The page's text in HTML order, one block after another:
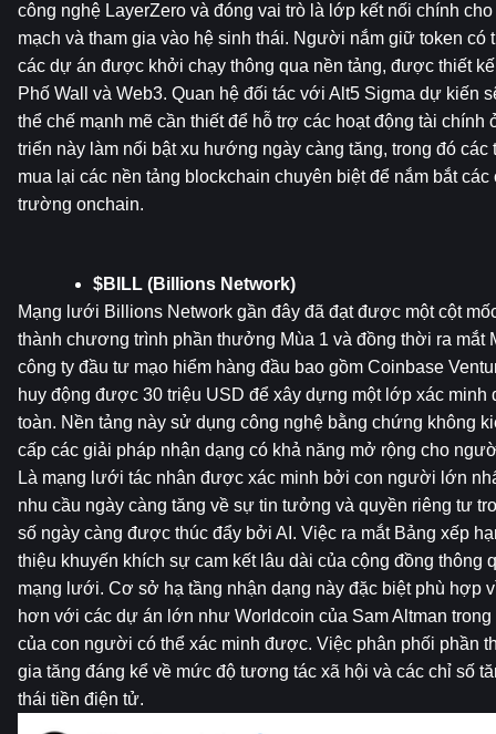
công nghệ LayerZero và đóng vai trò là lớp kết nối chính
mạch và tham gia vào hệ sinh thái. Người nắm giữ token có
các dự án được khởi chạy thông qua nền tảng, được thiết
Phố Wall và Web3. Quan hệ đối tác với Alt5 Sigma dự kiến
thể chế mạnh mẽ cần thiết để hỗ trợ các hoạt động tài chính
triển này làm nổi bật xu hướng ngày càng tăng, trong đó
mua lại các nền tảng blockchain chuyên biệt để nắm bắt
trường onchain.
$BILL (Billions Network)
Mạng lưới Billions Network gần đây đã đạt được một cột
thành chương trình phần thưởng Mùa 1 và đồng thời ra
công ty đầu tư mạo hiểm hàng đầu bao gồm Coinbase
huy động được 30 triệu USD để xây dựng một lớp xác minh
toàn. Nền tảng này sử dụng công nghệ bằng chứng không
cấp các giải pháp nhận dạng có khả năng mở rộng cho
Là mạng lưới tác nhân được xác minh bởi con người lớn
nhu cầu ngày càng tăng về sự tin tưởng và quyền riêng tư
số ngày càng được thúc đẩy bởi AI. Việc ra mắt Bảng xếp
thiệu khuyến khích sự cam kết lâu dài của cộng đồng thông
mạng lưới. Cơ sở hạ tầng nhận dạng này đặc biệt phù hợp
hơn với các dự án lớn như Worldcoin của Sam Altman
của con người có thể xác minh được. Việc phân phối phần
gia tăng đáng kể về mức độ tương tác xã hội và các chỉ số
thái tiền điện tử.